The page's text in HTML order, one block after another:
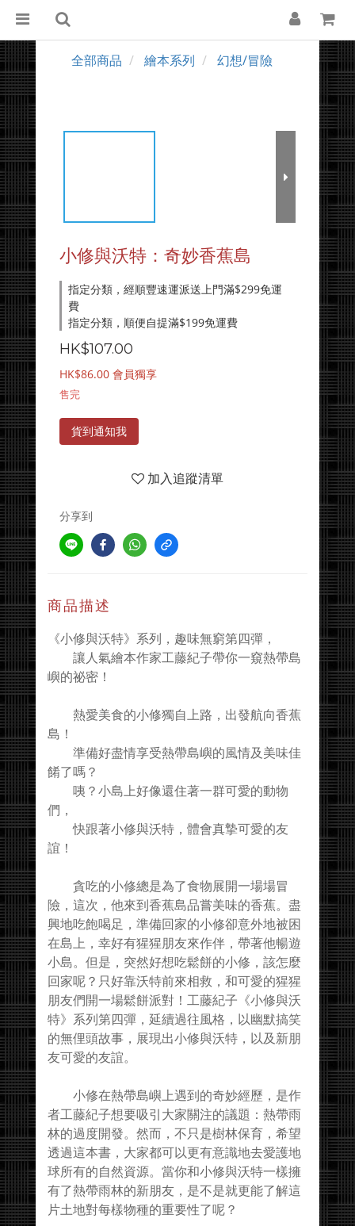
全部商品 繪本系列 幻想/冒險
小修與沃特：奇妙香蕉島
指定分類，經順豐速運派送上門滿$299免運
費
指定分類，順便自提滿$199免運費
HK$107.00
HK$86.00 會員獨享
售完
貨到通知我
加入追蹤清單
分享到
商品描述
《小修與沃特》系列，趣味無窮第四彈，
讓人氣繪本作家工藤紀子帶你一窺熱帶島
嶼的祕密！
熱愛美食的小修獨自上路，出發航向香蕉
島！
準備好盡情享受熱帶島嶼的風情及美味佳
餚了嗎？
咦？小島上好像還住著一群可愛的動物
們，
快跟著小修與沃特，體會真摯可愛的友
誼！
貪吃的小修總是為了食物展開一場場冒
險，這次，他來到香蕉島品嘗美味的香蕉。盡
興地吃飽喝足，準備回家的小修卻意外地被困
在島上，幸好有猩猩朋友來作伴，帶著他暢遊
小島。但是，突然好想吃鬆餅的小修，該怎麼
回家呢？只好靠沃特前來相救，和可愛的猩猩
朋友們開一場鬆餅派對！工藤紀子《小修與沃
特》系列第四彈，延續過往風格，以幽默搞笑
的無俚頭故事，展現出小修與沃特，以及新朋
友可愛的友誼。
小修在熱帶島嶼上遇到的奇妙經歷，是作
者工藤紀子想要吸引大家關注的議題：熱帶雨
林的過度開發。然而，不只是樹林保育，希望
透過這本書，大家都可以更有意識地去愛護地
球所有的自然資源。當你和小修與沃特一樣擁
有了熱帶雨林的新朋友，是不是就更能了解這
片土地對每樣物種的重要性了呢？